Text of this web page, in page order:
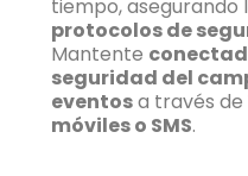
tiempo, asegurando
protocolos de
Mantente
seguridad del
eventosa través de
móviles o SMS.